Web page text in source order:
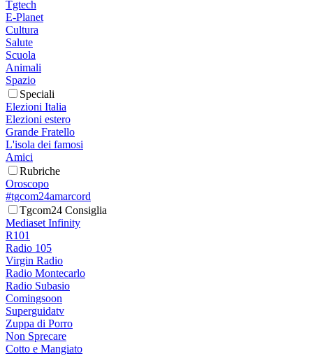
Tgtech
E-Planet
Cultura
Salute
Scuola
Animali
Spazio
Speciali
Elezioni Italia
Elezioni estero
Grande Fratello
L'isola dei famosi
Amici
Rubriche
Oroscopo
#tgcom24amarcord
Tgcom24 Consiglia
Mediaset Infinity
R101
Radio 105
Virgin Radio
Radio Montecarlo
Radio Subasio
Comingsoon
Superguidatv
Zuppa di Porro
Non Sprecare
Cotto e Mangiato